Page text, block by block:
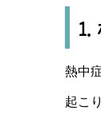
1.
熱中
起こ